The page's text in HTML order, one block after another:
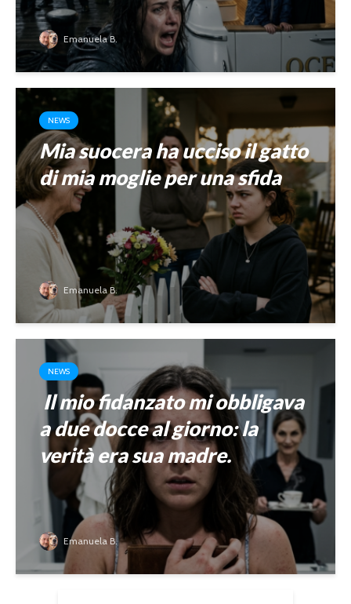
Emanuela B.
NEWS
Mia suocera ha ucciso il gatto
di mia moglie per una sfida
Emanuela B.
NEWS
Il mio fidanzato mi obbligava
a due docce al giorno: la
verità era sua madre.
Emanuela B.